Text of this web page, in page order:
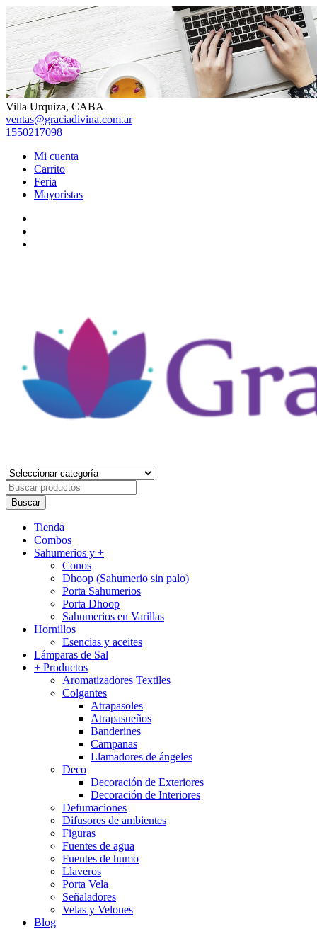
Skip
to
content
Villa Urquiza, CABA
ventas@graciadivina.com.ar
1550217098
Mi cuenta
Carrito
Feria
Mayoristas
Gracia Divina
Tienda Holística
Buscar
porBuscar
Primary
Menu
Tienda
Combos
Sahumerios y +
Conos
Dhoop (Sahumerio sin palo)
Porta Sahumerios
Porta Dhoop
Sahumerios en Varillas
Hornillos
Esencias y aceites
Lámparas de Sal
+ Productos
Aromatizadores Textiles
Colgantes
Atrapasoles
Atrapasueños
Banderines
Campanas
Llamadores de ángeles
Deco
Decoración de Exteriores
Decoración de Interiores
Defumaciones
Difusores de ambientes
Figuras
Fuentes de agua
Fuentes de humo
Llaveros
Porta Vela
Señaladores
Velas y Velones
Blog